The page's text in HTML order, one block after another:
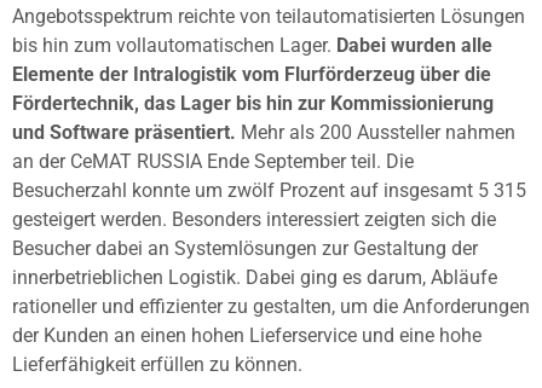
Angebotsspektrum reichte von teilautomatisierten Lösungen
bis hin zum vollautomatischen Lager. Dabei wurden alle
Elemente der Intralogistik vom Flurförderzeug über die
Fördertechnik, das Lager bis hin zur Kommissionierung
und Software präsentiert. Mehr als 200 Aussteller nahmen
an der CeMAT RUSSIA Ende September teil. Die
Besucherzahl konnte um zwölf Prozent auf insgesamt 5 315
gesteigert werden. Besonders interessiert zeigten sich die
Besucher dabei an Systemlösungen zur Gestaltung der
innerbetrieblichen Logistik. Dabei ging es darum, Abläufe
rationeller und effizienter zu gestalten, um die Anforderungen
der Kunden an einen hohen Lieferservice und eine hohe
Lieferfähigkeit erfüllen zu können.